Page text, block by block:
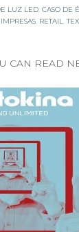
LUZ LED CASO DE
RETAIL ,
CAN READ